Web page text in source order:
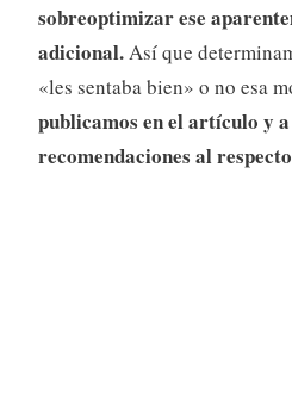
sobreoptimizar ese
adicional.Así que
«les sentaba bien» o no esa
publicamos en el artículo y
recomendaciones al